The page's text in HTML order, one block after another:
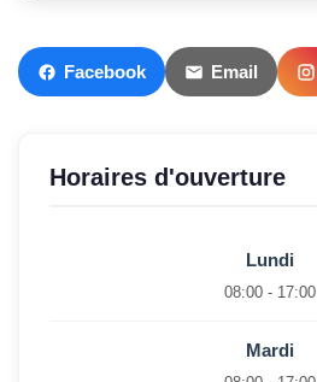
Facebook Email
Horaires d'ouverture
Lundi
08:00 - 17:00
Mardi